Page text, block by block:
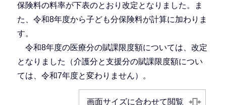
保険料の料率が下表のとおり改定となりました。ま
た、令和8年度から子ども分保険料が計算に加わりま
す。
令和8年度の医療分の賦課限度額については、改定
となりました（介護分と支援分の賦課限度額につい
ては、令和7年度と変わりません）。
画面サイズに合わせて閲覧